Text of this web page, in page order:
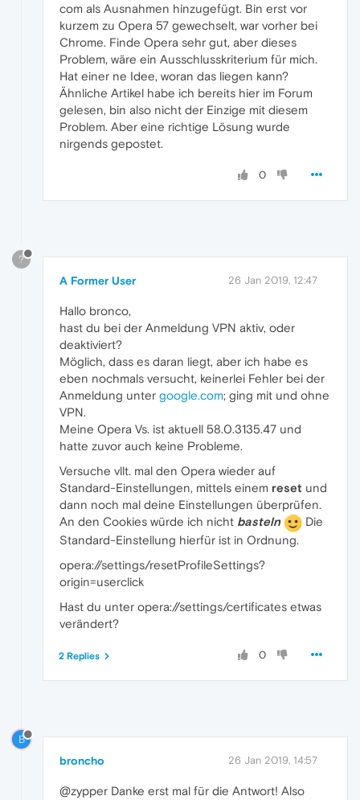
com als Ausnahmen hinzugefügt. Bin erst vor
kurzem zu Opera 57 gewechselt, war vorher bei
Chrome. Finde Opera sehr gut, aber dieses
Problem, wäre ein Ausschlusskriterium für mich.
Hat einer ne Idee, woran das liegen kann?
Ähnliche Artikel habe ich bereits hier im Forum
gelesen, bin also nicht der Einzige mit diesem
Problem. Aber eine richtige Lösung wurde
nirgends gepostet.
0
?
A Former User 26 Jan 2019, 12:47
Hallo bronco,
hast du bei der Anmeldung VPN aktiv, oder
deaktiviert?
Möglich, dass es daran liegt, aber ich habe es
eben nochmals versucht, keinerlei Fehler bei der
Anmeldung unter google.com; ging mit und ohne
VPN.
Meine Opera Vs. ist aktuell 58.0.3135.47 und
hatte zuvor auch keine Probleme.
Versuche vllt. mal den Opera wieder auf
Standard-Einstellungen, mittels einem reset und
dann noch mal deine Einstellungen überprüfen.
An den Cookies würde ich nicht basteln
Die
Standard-Einstellung hierfür ist in Ordnung.
opera://settings/resetProfileSettings?
origin=userclick
Hast du unter opera://settings/certificates etwas
verändert?
0
2 Replies
B
broncho 26 Jan 2019, 14:57
@zypper Danke erst mal für die Antwort! Also